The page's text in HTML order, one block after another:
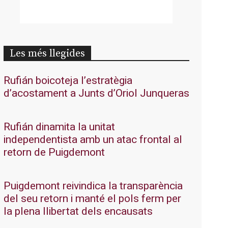
Les més llegides
Rufián boicoteja l’estratègia
d’acostament a Junts d’Oriol Junqueras
Rufián dinamita la unitat
independentista amb un atac frontal al
retorn de Puigdemont
Puigdemont reivindica la transparència
del seu retorn i manté el pols ferm per
la plena llibertat dels encausats